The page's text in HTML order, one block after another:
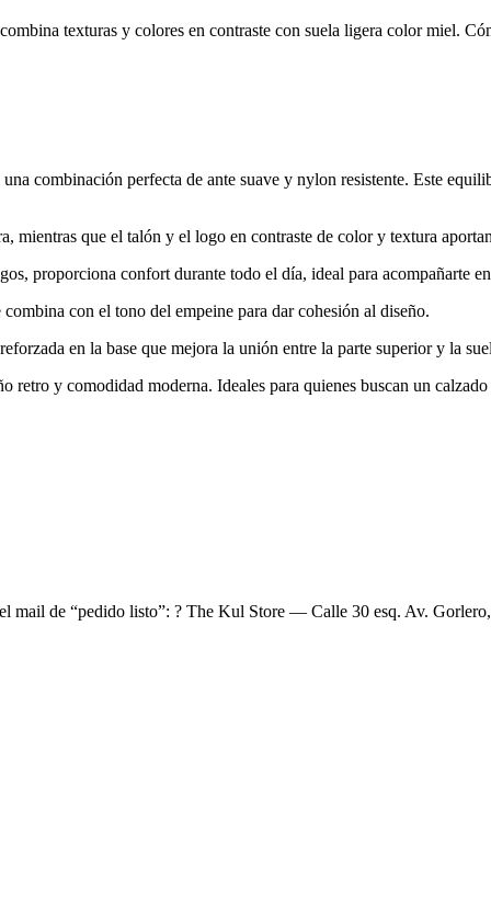
texturas y colores en contraste con suela ligera color miel.
combinación perfecta de ante suave y nylon resistente. Este
mientras que el talón y el logo en contraste de color y textura
proporciona confort durante todo el día, ideal para acompañarte
con el tono del empeine para dar cohesión al diseño.
en la base que mejora la unión entre la parte superior y la
y comodidad moderna. Ideales para quienes buscan un
mail de “pedido listo”: ? The Kul Store — Calle 30 esq. Av.